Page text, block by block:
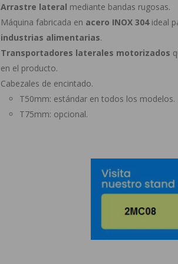
Arrastre lateral mediante bandas rugosas.
Máquina fabricada en acero INOX 304ideal
industrias alimentarias.
Transportadores laterales motorizados
en el producto.
Cabezales de encintado.
T50mm: estándar en todos los modelos.
T75mm: opcional.